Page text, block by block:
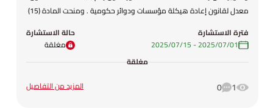
معدل لقانون إعادة هيكلة مؤسسات ودوائر حكومية . ومنحت المادة (15)
وتعديلاته الصلاحية لمجلس الوزراء لإصدار الأنظمة اللازمة لتنفيذ أحكامه .
فترة الاستشارة
01‏/07‏/2025
-
15‏/07‏/2025
حالة الاستشارة
مغلقة
مغلقة
1
0 المزيد من التفاصيل